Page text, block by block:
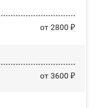
от 2800 ₽
от 3600 ₽